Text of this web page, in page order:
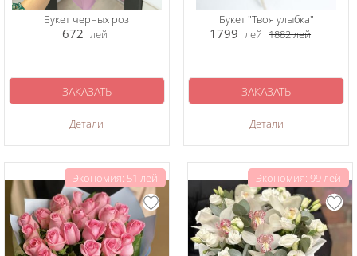
Букет черных роз
672 лей
Детали
ЗАКАЗАТЬ
Букет "Твоя улыбка"
1799 лей 1882лей
Детали
ЗАКАЗАТЬ
Экономия: 51 лей Экономия: 99 лей